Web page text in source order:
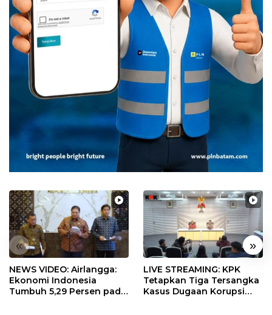
« »
NEWS VIDEO: Airlangga:
Ekonomi Indonesia
Tumbuh 5,29 Persen pada
LIVE STREAMING: KPK
Tetapkan Tiga Tersangka
Kasus Dugaan Korupsi